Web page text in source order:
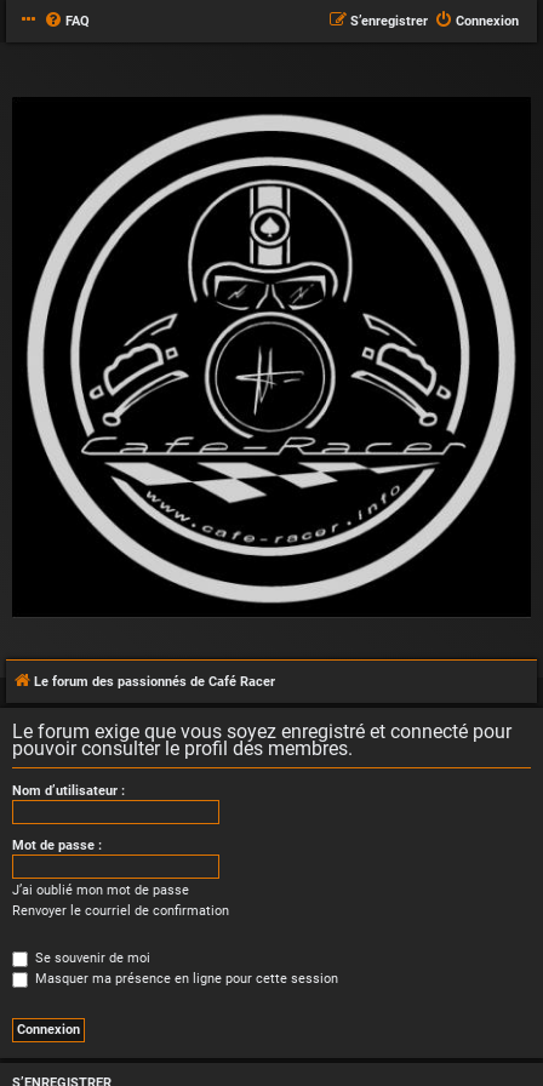
FAQ Connexion
S’enregistrer
Le forum des passionnés de Café Racer
Le forum exige que vous soyez enregistré et connecté pour
pouvoir consulter le profil des membres.
Nom d’utilisateur :
Mot de passe :
J’ai oublié mon mot de passe
Renvoyer le courriel de confirmation
Se souvenir de moi
Masquer ma présence en ligne pour cette session